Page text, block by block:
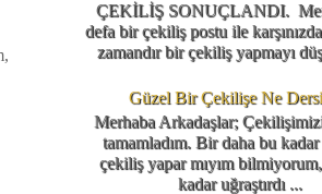
ÇEKİLİŞ SONUÇLANDI.
defa bir çekiliş postu ile
zamandır bir çekiliş yapmayı
Güzel Bir Çekilişe Ne
Merhaba Arkadaşlar;
tamamladım. Bir daha bu kadar
çekiliş yapar mıyım
kadar uğraştırdı ...